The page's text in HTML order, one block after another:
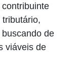
de
viáveis de